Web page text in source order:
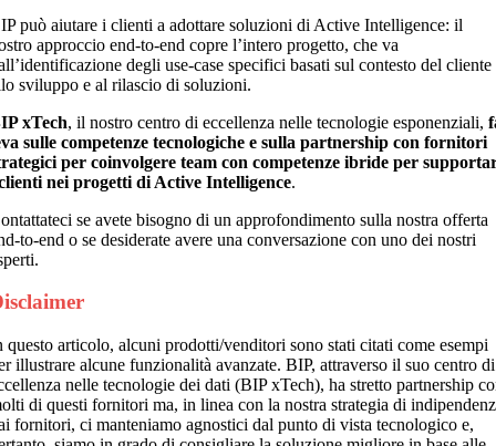
può aiutare i clienti a adottare soluzioni di Active Intelligence: il
approccio end-to-end copre l’intero progetto, che va
degli use-case specifici basati sul contesto del cliente
sviluppo e al rilascio di soluzioni.
xTech, il nostro centro di eccellenza nelle tecnologie esponenziali,
sulle competenze tecnologiche e sulla partnership con fornitori
per coinvolgere team con competenze ibride per
nei progetti di Active Intelligence.
se avete bisogno di un approfondimento sulla nostra offerta
to-end o se desiderate avere una conversazione con uno dei nostri
questo articolo, alcuni prodotti/venditori sono stati citati come esempi
illustrare alcune funzionalità avanzate. BIP, attraverso il suo centro di
nelle tecnologie dei dati (BIP xTech), ha stretto partnership
di questi fornitori ma, in linea con la nostra strategia di
fornitori, ci manteniamo agnostici dal punto di vista tecnologico e,